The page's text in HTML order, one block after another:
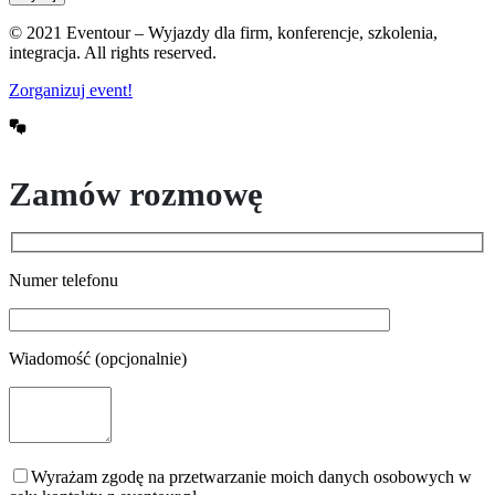
© 2021 Eventour – Wyjazdy dla firm, konferencje, szkolenia,
integracja. All rights reserved.
Zorganizuj event!
Zamów rozmowę
Numer telefonu
Wiadomość (opcjonalnie)
Wyrażam zgodę na przetwarzanie moich danych osobowych w